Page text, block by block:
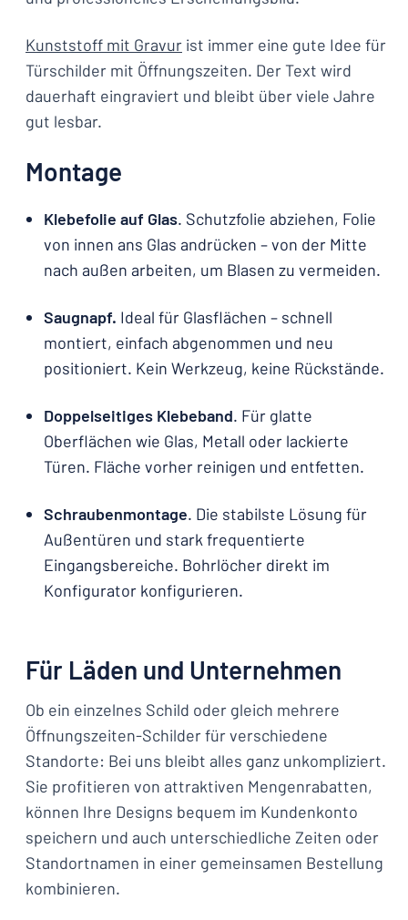
Kunststoff mit Gravur ist immer eine gute Idee für
Türschilder mit Öffnungszeiten. Der Text wird
dauerhaft eingraviert und bleibt über viele Jahre
gut lesbar.
Montage
Klebefolie auf Glas. Schutzfolie abziehen, Folie
von innen ans Glas andrücken – von der Mitte
nach außen arbeiten, um Blasen zu vermeiden.
Saugnapf. Ideal für Glasflächen – schnell
montiert, einfach abgenommen und neu
positioniert. Kein Werkzeug, keine Rückstände.
Doppelseitiges Klebeband. Für glatte
Oberflächen wie Glas, Metall oder lackierte
Türen. Fläche vorher reinigen und entfetten.
Schraubenmontage. Die stabilste Lösung für
Außentüren und stark frequentierte
Eingangsbereiche. Bohrlöcher direkt im
Konfigurator konfigurieren.
Für Läden und Unternehmen
Ob ein einzelnes Schild oder gleich mehrere
Öffnungszeiten-Schilder für verschiedene
Standorte: Bei uns bleibt alles ganz unkompliziert.
Sie profitieren von attraktiven Mengenrabatten,
können Ihre Designs bequem im Kundenkonto
speichern und auch unterschiedliche Zeiten oder
Standortnamen in einer gemeinsamen Bestellung
kombinieren.